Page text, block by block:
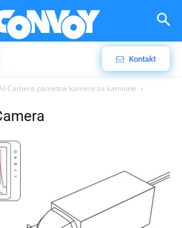
Kontakt
Camera pametne kamere za kamione